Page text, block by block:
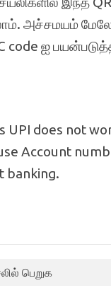
அச்சமயம்
ஐ
UPI does not
Account
banking.
பெறுக